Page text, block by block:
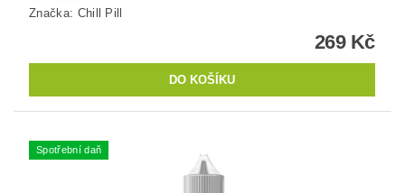
Značka: Chill Pill
269 Kč
Spotřební daň